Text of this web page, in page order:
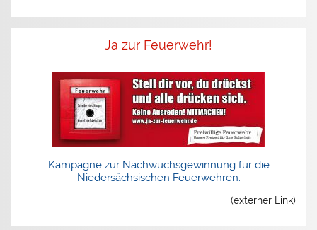
Ja zur Feuerwehr!
Kampagne zur Nachwuchsgewinnung für die
Niedersächsischen Feuerwehren.
(externer Link)